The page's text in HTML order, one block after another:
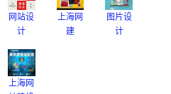
网站设
计
上海网
建
图片设
计
上海网